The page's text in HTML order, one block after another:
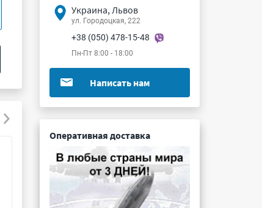
Украина, Львов
ул. Городоцкая, 222
+38 (050) 478-15-48
Пн-Пт 8:00 - 18:00
Написать нам
Оперативная доставка